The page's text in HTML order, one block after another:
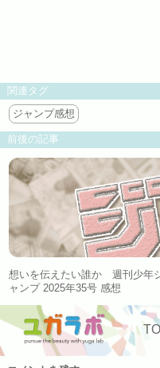
関連タグ
ジャンプ感想
前後の記事
想いを伝えたい誰か 週刊少年
ャンプ 2025年35号 感想